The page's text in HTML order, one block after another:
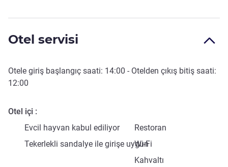
Otel servisi
Otele giriş başlangıç saati: 14:00 - Otelden çıkış bitiş saati:
12:00
Otel içi
Evcil hayvan kabul ediliyor
Restoran
Tekerlekli sandalye ile girişe uygun
Wi-Fi
Kahvaltı